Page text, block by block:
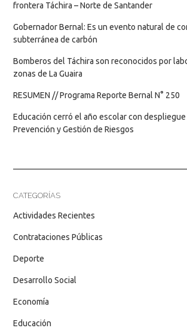
frontera Táchira – Norte de Santander
Gobernador Bernal: Es un evento natural de
subterránea de carbón
Bomberos del Táchira son reconocidos por
zonas de La Guaira
RESUMEN // Programa Reporte Bernal N° 250
Educación cerró el año escolar con despliegue
Prevención y Gestión de Riesgos
CATEGORÍAS
Actividades Recientes
Contrataciones Públicas
Deporte
Desarrollo Social
Economía
Educación